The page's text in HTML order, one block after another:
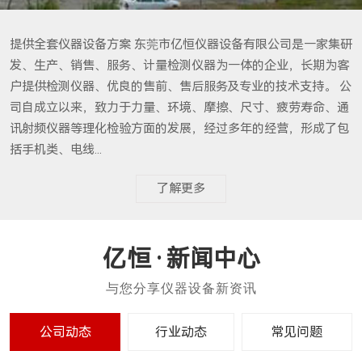
提供全套仪器设备方案 东莞市亿恒仪器设备有限公司是一家集研
发、生产、销售、服务、计量检测仪器为一体的企业，长期为客
户提供检测仪器、优良的售前、售后服务及专业的技术支持。 公
司自成立以来，致力于力量、环境、摩擦、尺寸、疲劳寿命、通
讯射频仪器等理化检验方面的发展，经过多年的经营，形成了包
括手机类、电线...
了解更多
新闻中心
公司动态 行业动态 常见问题